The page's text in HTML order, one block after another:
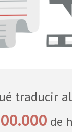
traducir
de